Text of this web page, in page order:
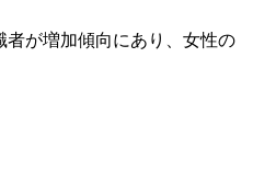
が増加傾向にあり、女性の